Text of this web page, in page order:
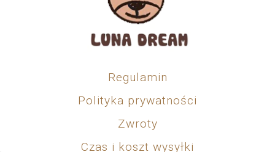
Regulamin
Polityka prywatności
Zwroty
Czas i koszt wysyłki